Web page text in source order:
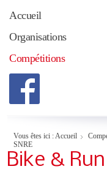
Accueil
Organisations
Compétitions
Vous êtes ici :Accueil
SNRE
Bike & Run